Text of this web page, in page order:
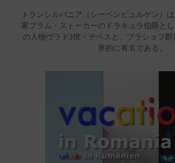
トランシルバニア（シーベンビュルゲン）
家ブラム・ストーカーのドラキュラ伯爵と
の人物ヴラド3世・テペスと、ブラショフ郡
界的に有名である。